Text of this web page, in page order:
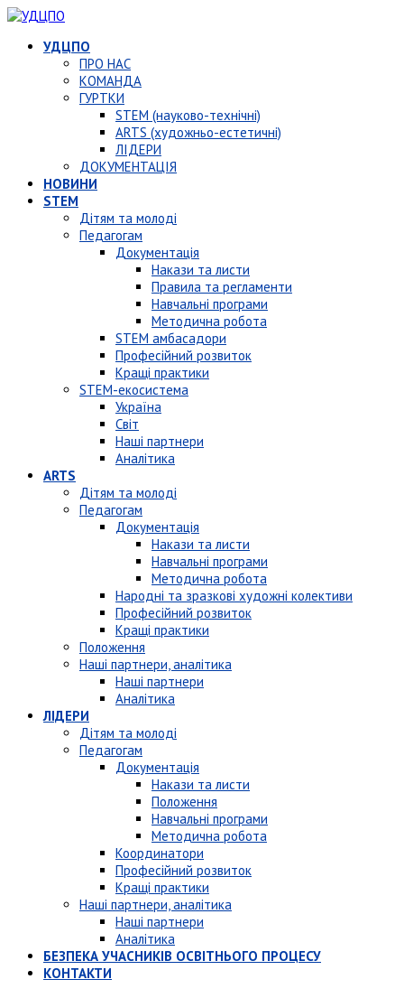
УДЦПО
ПРО НАС
КОМАНДА
ГУРТКИ
STEM (науково-технічні)
ARTS (художньо-естетичні)
ЛІДЕРИ
ДОКУМЕНТАЦІЯ
НОВИНИ
STEM
Дітям та молоді
Педагогам
Документація
Накази та листи
Правила та регламенти
Навчальні програми
Методична робота
STEM амбасадори
Професійний розвиток
Кращі практики
STEM-екосистема
Україна
Світ
Наші партнери
Аналітика
ARTS
Дітям та молоді
Педагогам
Документація
Накази та листи
Навчальні програми
Методична робота
Народні та зразкові художні колективи
Професійний розвиток
Кращі практики
Положення
Наші партнери, аналітика
Наші партнери
Аналітика
ЛІДЕРИ
Дітям та молоді
Педагогам
Документація
Накази та листи
Положення
Навчальні програми
Методична робота
Координатори
Професійний розвиток
Кращі практики
Наші партнери, аналітика
Наші партнери
Аналітика
БЕЗПЕКА УЧАСНИКІВ ОСВІТНЬОГО ПРОЦЕСУ
КОНТАКТИ